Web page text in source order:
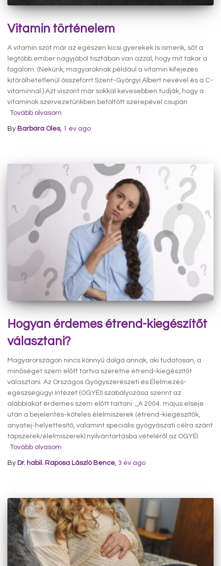
Vitamin történelem
A vitamin szót már az egészen kicsi gyerekek is ismerik, sőt a
legtöbb ember nagyjából tisztában van azzal, hogy mit takar a
fogalom. (Nekünk, magyaroknak például a vitamin kifejezés
kitörölhetetlenül összeforrt Szent-Györgyi Albert nevével és a C-
vitaminnal.) Azt viszont már sokkal kevesebben tudják, hogy a
vitaminok szervezetünkben betöltött szerepével csupán
Tovább olvasom
By Barbara Oles, 1 év ago
Hogyan érdemes étrend-kiegészítőt
választani?
Magyarországon nincs könnyű dolga annak, aki tudatosan, a
minőséget szem előtt tartva szeretne étrend-kiegészítőt
választani. Az Országos Gyógyszerészeti és Élelmezés-
egészségügyi Intézet (OGYÉI) szabályozása szerint az
alábbiakat érdemes szem előtt tartani: ,,A 2004. május elseje
után a bejelentés-köteles élelmiszerek (étrend-kiegészítők,
anyatej-helyettesítő, valamint speciális gyógyászati célra szánt
tápszerek/élelmiszerek) nyilvántartásba vételéről az OGYÉI
Tovább olvasom
By Dr. habil. Raposa László Bence, 3 év ago